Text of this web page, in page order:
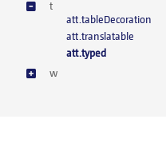
t
att.tableDecoration
att.translatable
att.typed
w